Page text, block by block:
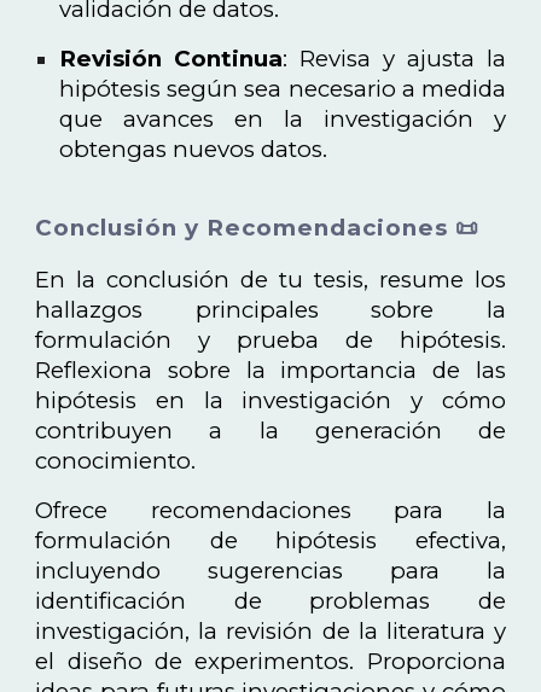
validación de datos.
Revisión Continua: Revisa y ajusta la
hipótesis según sea necesario a medida
que avances en la investigación y
obtengas nuevos datos.
Conclusión y Recomendaciones 📜
En la conclusión de tu tesis, resume los
hallazgos principales sobre la
formulación y prueba de hipótesis.
Reflexiona sobre la importancia de las
hipótesis en la investigación y cómo
contribuyen a la generación de
conocimiento.
Ofrece recomendaciones para la
formulación de hipótesis efectiva,
incluyendo sugerencias para la
identificación de problemas de
investigación, la revisión de la literatura y
el diseño de experimentos. Proporciona